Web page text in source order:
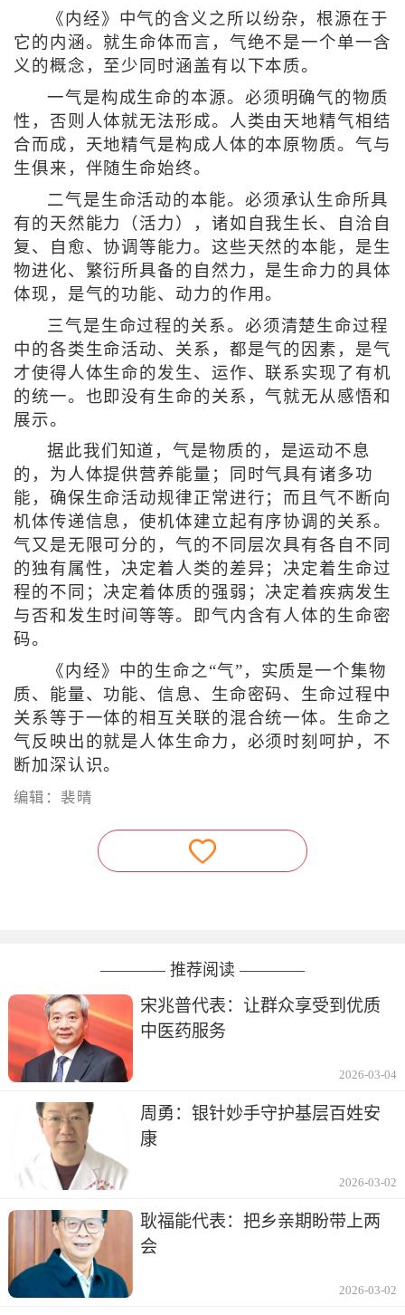
《内经》中气的含义之所以纷杂，根源在于
它的内涵。就生命体而言，气绝不是一个单一含
义的概念，至少同时涵盖有以下本质。
一气是构成生命的本源。必须明确气的物质
性，否则人体就无法形成。人类由天地精气相结
合而成，天地精气是构成人体的本原物质。气与
生俱来，伴随生命始终。
二气是生命活动的本能。必须承认生命所具
有的天然能力（活力），诸如自我生长、自洽自
复、自愈、协调等能力。这些天然的本能，是生
物进化、繁衍所具备的自然力，是生命力的具体
体现，是气的功能、动力的作用。
三气是生命过程的关系。必须清楚生命过程
中的各类生命活动、关系，都是气的因素，是气
才使得人体生命的发生、运作、联系实现了有机
的统一。也即没有生命的关系，气就无从感悟和
展示。
据此我们知道，气是物质的，是运动不息
的，为人体提供营养能量；同时气具有诸多功
能，确保生命活动规律正常进行；而且气不断向
机体传递信息，使机体建立起有序协调的关系。
气又是无限可分的，气的不同层次具有各自不同
的独有属性，决定着人类的差异；决定着生命过
程的不同；决定着体质的强弱；决定着疾病发生
与否和发生时间等等。即气内含有人体的生命密
码。
《内经》中的生命之“气”，实质是一个集物
质、能量、功能、信息、生命密码、生命过程中
关系等于一体的相互关联的混合统一体。生命之
气反映出的就是人体生命力，必须时刻呵护，不
断加深认识。
编辑：裴晴
———— 推荐阅读 ————
宋兆普代表：让群众享受到优质
中医药服务
2026-03-04
周勇：银针妙手守护基层百姓安
康
2026-03-02
耿福能代表：把乡亲期盼带上两
会
2026-03-02